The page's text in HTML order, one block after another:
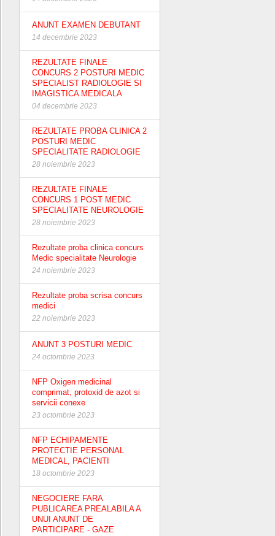
ANUNT EXAMEN DEBUTANT
14 decembrie 2023
REZULTATE FINALE
CONCURS 2 POSTURI MEDIC
SPECIALIST RADIOLOGIE SI
IMAGISTICA MEDICALA
04 decembrie 2023
REZULTATE PROBA CLINICA 2
POSTURI MEDIC
SPECIALITATE RADIOLOGIE
28 noiembrie 2023
REZULTATE FINALE
CONCURS 1 POST MEDIC
SPECIALITATE NEUROLOGIE
28 noiembrie 2023
Rezultate proba clinica concurs
Medic specialitate Neurologie
24 noiembrie 2023
Rezultate proba scrisa concurs
medici
22 noiembrie 2023
ANUNT 3 POSTURI MEDIC
24 octombrie 2023
NFP Oxigen medicinal
comprimat, protoxid de azot si
servicii conexe
23 octombrie 2023
NFP ECHIPAMENTE
PROTECTIE PERSONAL
MEDICAL, PACIENTI
18 octombrie 2023
NEGOCIERE FARA
PUBLICAREA PREALABILA A
UNUI ANUNT DE
PARTICIPARE - GAZE